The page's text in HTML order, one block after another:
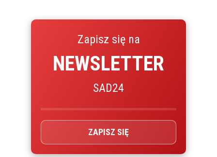
Zapisz się na
NEWSLETTER
SAD24
ZAPISZ SIĘ